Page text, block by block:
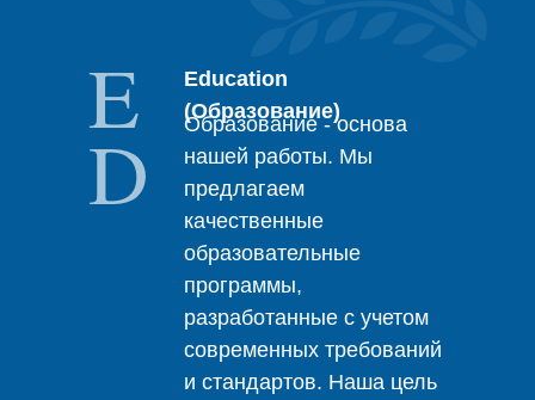
E
D
Education
(Образование)
Образование - основа
нашей работы. Мы
предлагаем
качественные
образовательные
программы,
разработанные с учетом
современных требований
и стандартов. Наша цель